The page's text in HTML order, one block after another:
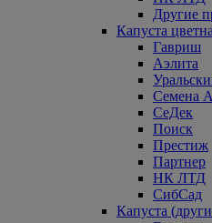
Другие
Капуста
Гавриш
Аэлита
Семена
СеДек
Поиск
Престиж
Партнер
НК ЛТД
СибСад
Капуста